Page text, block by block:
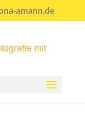
amann.de